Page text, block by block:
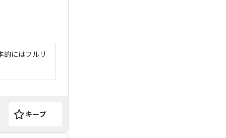
的にはフルリ
キープ